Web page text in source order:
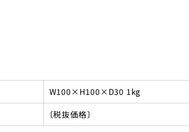
W100×H100×D30 1kg
〔税抜価格〕